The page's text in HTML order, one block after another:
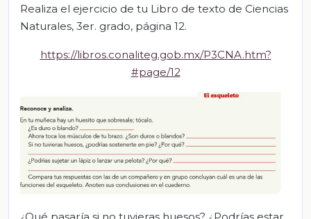
Realiza el ejercicio de tu Libro de texto de Ciencias
Naturales, 3er. grado, página 12.
https://libros.conaliteg.gob.mx/P3CNA.htm?
#page/12